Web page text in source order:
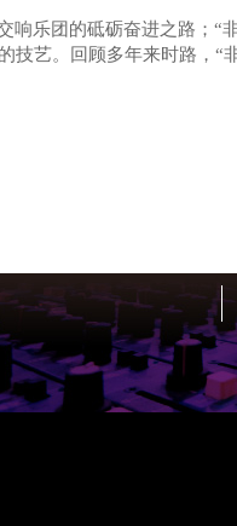
响乐团的砥砺奋进之路；“
技艺。回顾多年来时路，“